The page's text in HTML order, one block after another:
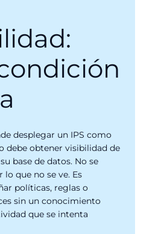
desplegar un IPS como
debe obtener visibilidad de
base de datos. No se
lo que no se ve. Es
políticas, reglas o
sin un conocimiento
que se intenta